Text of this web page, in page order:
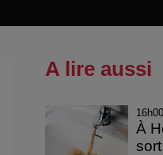
A lire aussi
16h00
À